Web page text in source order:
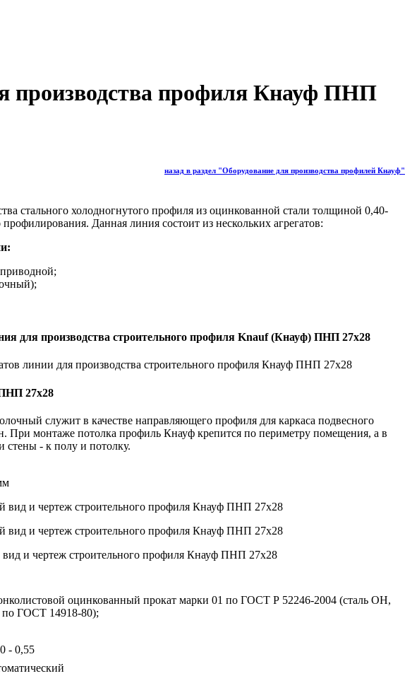
производства профиля Кнауф ПНП
назад в раздел "Оборудование для производства профилей Кнауф"
стального холодногнутого профиля из оцинкованной стали толщиной 0,40-
Данная линия состоит из нескольких агрегатов:
линии для производства строительного профиля Кнауф ПНП 27х28
27х28
служит в качестве направляющего профиля для каркаса подвесного
При монтаже потолка профиль Кнауф крепится по периметру помещения, а в
стены - к полу и потолку.
и чертеж строительного профиля Кнауф ПНП 27х28
оцинкованный прокат марки 01 по ГОСТ Р 52246-2004 (сталь ОН,
ГОСТ 14918-80);
- 0,55